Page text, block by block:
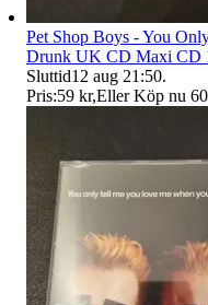
Pet Shop Boys - You
Drunk UK CD Maxi CD
Sluttid12 aug 21:50.
Pris:59 kr,Eller Köp nu